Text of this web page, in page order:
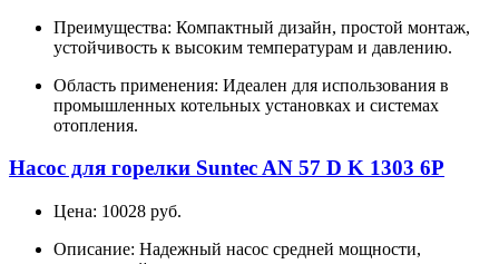
Преимущества: Компактный дизайн, простой монтаж,
устойчивость к высоким температурам и давлению.
Область применения: Идеален для использования в
промышленных котельных установках и системах
отопления.
Насос для горелки Suntec AN 57 D K 1303 6P
Цена: 10028 руб.
Описание: Надежный насос средней мощности,